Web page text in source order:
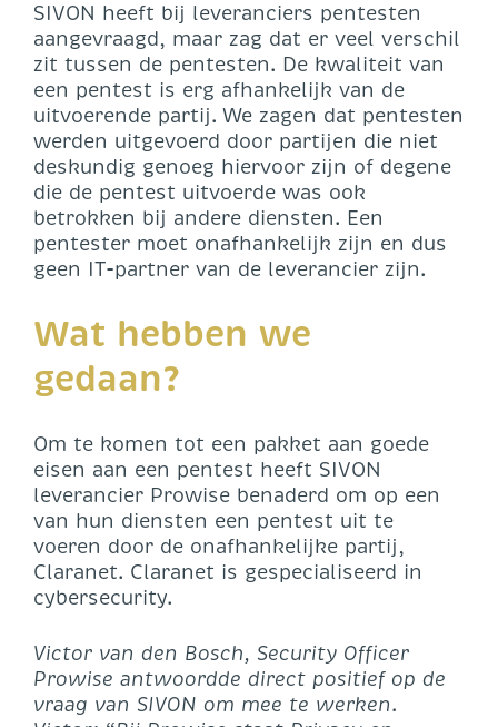
SIVON heeft bij leveranciers pentesten
aangevraagd, maar zag dat er veel verschil
zit tussen de pentesten. De kwaliteit van
een pentest is erg afhankelijk van de
uitvoerende partij. We zagen dat pentesten
werden uitgevoerd door partijen die niet
deskundig genoeg hiervoor zijn of degene
die de pentest uitvoerde was ook
betrokken bij andere diensten. Een
pentester moet onafhankelijk zijn en dus
geen IT-partner van de leverancier zijn.
Wat hebben we
gedaan?
Om te komen tot een pakket aan goede
eisen aan een pentest heeft SIVON
leverancier Prowise benaderd om op een
van hun diensten een pentest uit te
voeren door de onafhankelijke partij,
Claranet. Claranet is gespecialiseerd in
cybersecurity.
Victor van den Bosch, Security Officer
Prowise antwoordde direct positief op de
vraag van SIVON om mee te werken.